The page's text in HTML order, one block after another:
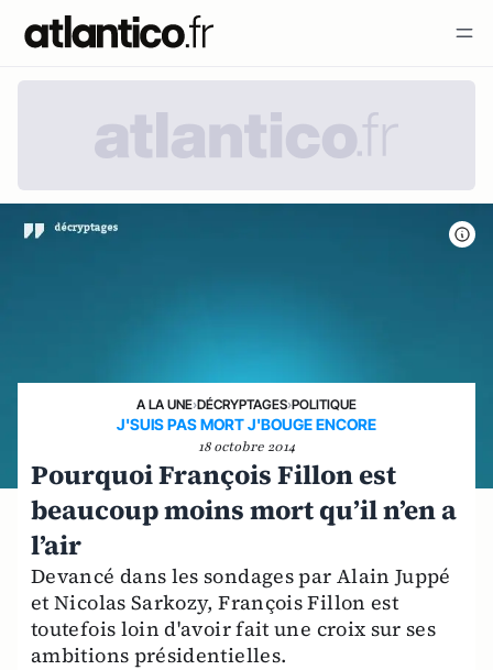
A LA UNE›DÉCRYPTAGES›POLITIQUE
J'SUIS PAS MORT J'BOUGE ENCORE
18 octobre 2014
Pourquoi François Fillon est
beaucoup moins mort qu’il n’en a
l’air
Devancé dans les sondages par Alain Juppé
et Nicolas Sarkozy, François Fillon est
toutefois loin d'avoir fait une croix sur ses
ambitions présidentielles.